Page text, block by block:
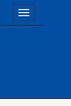
Toggle